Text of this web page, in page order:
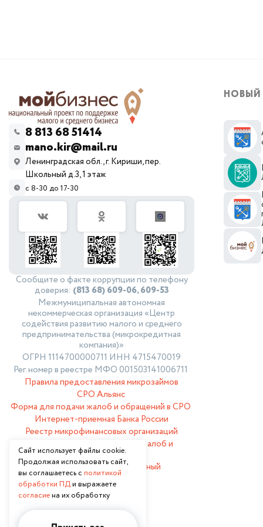
8 813 68 51414
mano.kir@mail.ru
Ленинградская обл., г. Кириши, пер.
Школьный д.3, 1 этаж
с 8-30 до 17-30
Сообщите о факте коррупции по телефону
доверия: (813 68) 609-06, 609-53
Межмуниципальная автономная
некоммерческая организация «Центр
содействия развитию малого и среднего
предпринимательства (микрокредитная
компания)»
ОГРН 1114700000711 ИНН 4715470019
Рег. номер в реестре МФО 001503141006711
Правила предоставления микрозаймов
СРО Альянс
Форма для подачи жалоб и обращений в СРО
Интернет-приемная Банка России
Реестр микрофинансовых организаций
Сайт ФССП РФ для подачи жалоб и
обращений
Финансовый уполномоченный
НОВЫЙ
Сайт использует файлы cookie.
Продолжая использовать сайт,
вы соглашаетесь с политикой
обработки ПДи выражаете
согласиена их обработку